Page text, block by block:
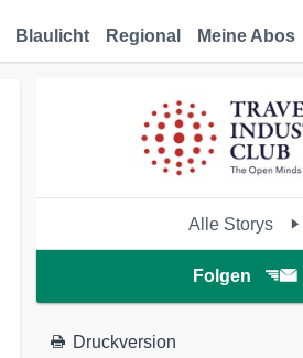
Blaulicht Regional Meine Abos
Alle Storys
Folgen
Druckversion